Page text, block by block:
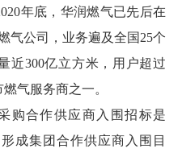
年底，华润燃气已先后在
气公司，业务遍及全国 25个
近300亿立方米，用户超过
气服务商之一。
购合作供应商入围招标是
成集团合作供应商入围目